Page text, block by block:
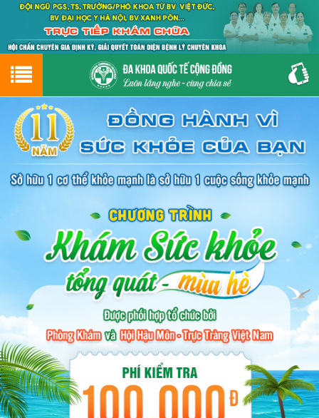
Hotline0243.9656.999tư vấn miễn phí
GIỚI THIỆU
GIỚI THIỆU VỀ PHÒNG KHÁM
CƠ SỞ VẬT CHẤT
ĐẶT HẸN LỊCH KHÁM
ĐƯỜNG TỚI PHÒNG KHÁM
PHỤ KHOA
BỆNH HẬU MÔN
BỆNH XÃ HỘI